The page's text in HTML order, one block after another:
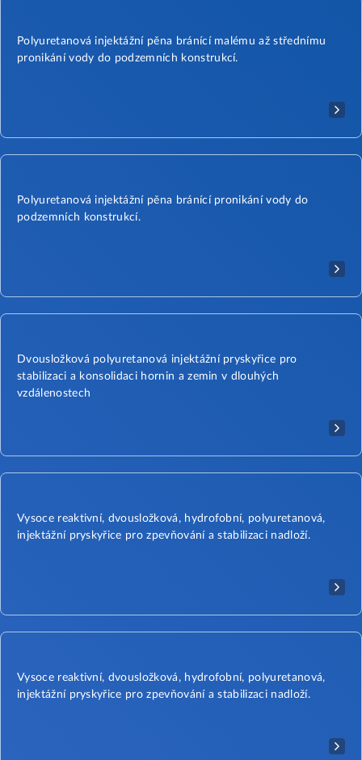
Polyuretanová injektážní pěna bránící malému až střednímu
pronikání vody do podzemních konstrukcí.
Polyuretanová injektážní pěna bránící pronikání vody do
podzemních konstrukcí.
Dvousložková polyuretanová injektážní pryskyřice pro
stabilizaci a konsolidaci hornin a zemin v dlouhých
vzdálenostech
Vysoce reaktivní, dvousložková, hydrofobní, polyuretanová,
injektážní pryskyřice pro zpevňování a stabilizaci nadloží.
Vysoce reaktivní, dvousložková, hydrofobní, polyuretanová,
injektážní pryskyřice pro zpevňování a stabilizaci nadloží.